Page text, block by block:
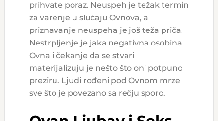
prihvate poraz. Neuspeh je težak termin
za varenje u slučaju Ovnova, a
priznavanje neuspeha je još teža priča.
Nestrpljenje je jaka negativna osobina
Ovna i čekanje da se stvari
materijalizuju je nešto što oni potpuno
preziru. Ljudi rođeni pod Ovnom mrze
sve što je povezano sa rečju sporo.